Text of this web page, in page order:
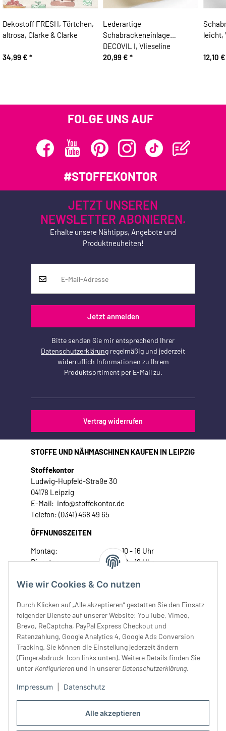
Alle akzeptieren
Wie wir Cookies & Co nutzen
Durch Klicken auf „Alle akzeptieren“ gestatten Sie den Einsatz
folgender Dienste auf unserer Website: YouTube, Vimeo,
Brevo, ReCaptcha, PayPal Express Checkout und
Ratenzahlung, Google Analytics 4, Google Ads Conversion
Tracking. Sie können die Einstellung jederzeit ändern
(Fingerabdruck-Icon links unten). Weitere Details finden Sie
unter Konfigurieren und in unserer Datenschutzerklärung.
Impressum Datenschutz
Dekostoff FRESH, Törtchen,
altrosa, Clarke & Clarke
34,99 € *
Lederartige
Schabrackeneinlage
DECOVIL I, Vlieseline
20,99 € *
leicht,
12,10
FOLGE UNS AUF
#STOFFEKONTOR
JETZT UNSEREN
NEWSLETTER ABONIEREN.
Erhalte unsere Nähtipps, Angebote und
Produktneuheiten!
Jetzt anmelden
Bitte senden Sie mir entsprechend Ihrer
Datenschutzerklärung regelmäßig und jederzeit
widerruflich Informationen zu Ihrem
Produktsortiment per E-Mail zu.
Vertrag widerrufen
STOFFE UND NÄHMASCHINEN KAUFEN IN LEIPZIG
Stoffekontor
Ludwig-Hupfeld-Straße 30
04178 Leipzig
E-Mail: info@stoffekontor.de
Telefon: (0341) 468 49 65
ÖFFNUNGSZEITEN
Montag:
10 - 16 Uhr
Dienstag:
10 - 16 Uhr
Donnerstag:
10 - 18 Uhr
Samstag:
10 - 14 Uhr
Unser Service
Rechtliches